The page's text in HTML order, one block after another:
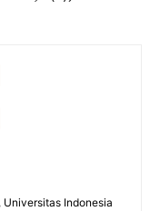
Indonesia